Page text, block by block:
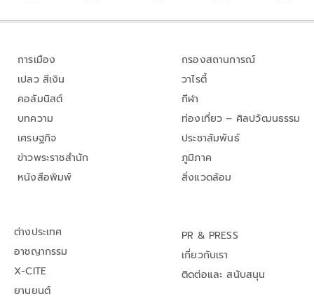
การเมือง
เปลว สีเงิน
คอลัมนิสต์
บทความ
เศรษฐกิจ
ข่าวพระราชสำนัก
หนังสือพิมพ์
กรองสถานการณ์
วาไรตี้
กีฬา
ท่องเที่ยว – ศิลปวัฒนธรรม
ประชาสัมพันธ์
ภูมิภาค
สิ่งแวดล้อม
ต่างประเทศ
อาชญากรรม
X-CITE
ยานยนต์
PR & PRESS
เกี่ยวกับเรา
ติดต่อและ สนับสนุน